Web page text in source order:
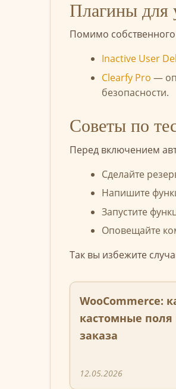
Плагины для
Помимо
Inactive User
Clearfy Pro —
безопасности.
Советы по
Перед включением
Сделайте
Напишите
Запустите
Оповещайте
Так вы избежите
WooCommerce:
кастомные
заказа
12.05.2026